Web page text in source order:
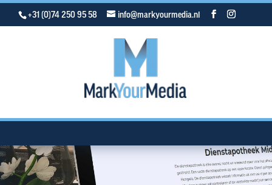
+31 (0)74 250 95 58 info@markyourmedia.nl